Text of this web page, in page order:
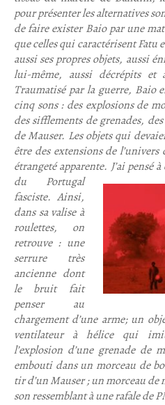
pour présenter les alternatives
de faire exister Baio par une
que celles qui caractérisent
aussi ses propres objets, aussi
lui-même, aussi décrépits et
Traumatisé par la guerre, Baio
cinq sons : des explosions de
des sifflements de grenades,
de Mauser. Les objets qui
être des extensions de
étrangeté apparente. J’ai pensé
du Portugal
fasciste. Ainsi,
dans sa valise à
roulettes, on
retrouve : une
serrure très
ancienne dont
le bruit fait
penser au
chargement d’une arme; un
ventilateur à hélice qui
l’explosion d’une grenade
embouti dans un morceau de
tir d’un Mauser ; un morceau
son ressemblant à une rafale de